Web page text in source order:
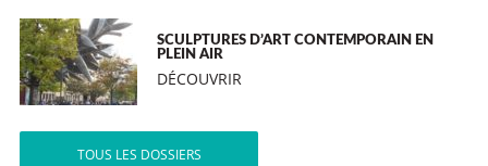
SCULPTURES D’ART CONTEMPORAIN EN
PLEIN AIR
DÉCOUVRIR
TOUS LES DOSSIERS